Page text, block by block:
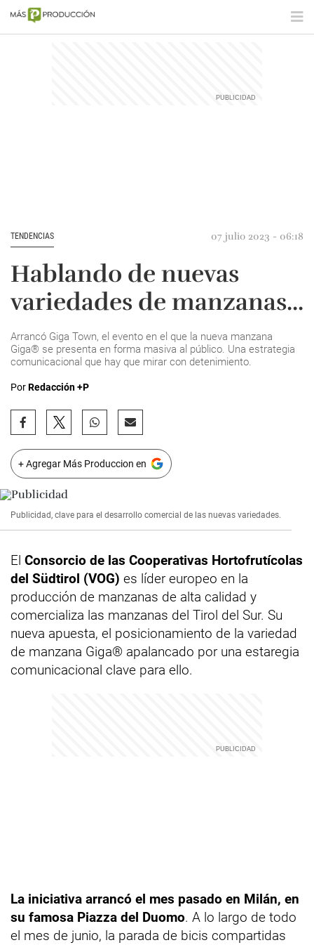
TENDENCIAS 07 julio 2023 - 06:18
Hablando de nuevas
variedades de manzanas...
Arrancó Giga Town, el evento en el que la nueva manzana
Giga® se presenta en forma masiva al público. Una estrategia
comunicacional que hay que mirar con detenimiento.
PorRedacción +P
+ Agregar Más Produccion en
Publicidad, clave para el desarrollo comercial de las nuevas variedades.
El Consorcio de las Cooperativas Hortofrutícolas
del Südtirol (VOG) es líder europeo en la
producción de manzanas de alta calidad y
comercializa las manzanas del Tirol del Sur. Su
nueva apuesta, el posicionamiento de la variedad
de manzana Giga® apalancado por una estaregia
comunicacional clave para ello.
La iniciativa arrancó el mes pasado en Milán, en
su famosa Piazza del Duomo. A lo largo de todo
el mes de junio, la parada de bicis compartidas